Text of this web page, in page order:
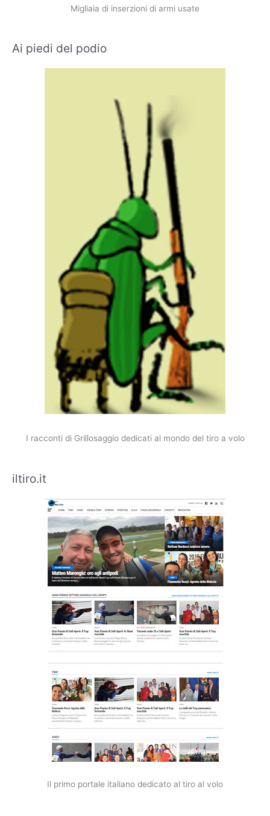
Migliaia di inserzioni di armi usate
Ai piedi del podio
I racconti di Grillosaggio dedicati al mondo del tiro a volo
iltiro.it
Il primo portale italiano dedicato al tiro al volo